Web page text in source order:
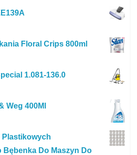
Floral Crips 800ml
1.081-136.0
Weg 400Ml
Plastikowych
Do Maszyn Do